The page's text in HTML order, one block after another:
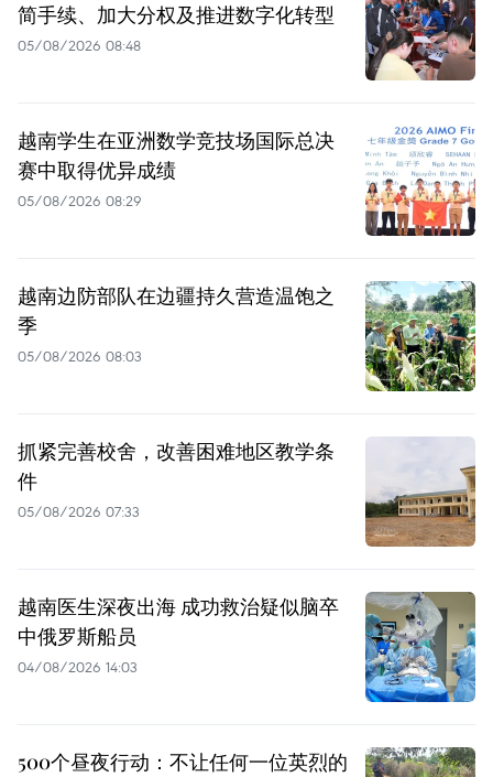
简手续、加大分权及推进数字化转型
05/08/2026 08:48
越南学生在亚洲数学竞技场国际总决
赛中取得优异成绩
05/08/2026 08:29
越南边防部队在边疆持久营造温饱之
季
05/08/2026 08:03
抓紧完善校舍，改善困难地区教学条
件
05/08/2026 07:33
越南医生深夜出海 成功救治疑似脑卒
中俄罗斯船员
04/08/2026 14:03
500个昼夜行动：不让任何一位英烈的